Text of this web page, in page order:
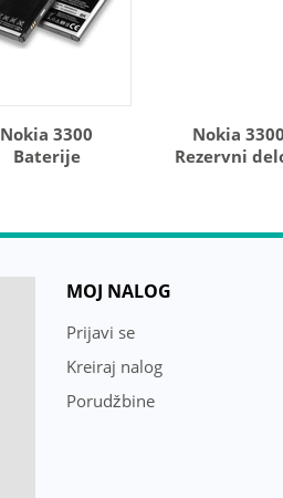
Nokia 3300
Baterije
Nokia 3300
Rezervni
MOJ NALOG
Prijavi se
Kreiraj nalog
Porudžbine